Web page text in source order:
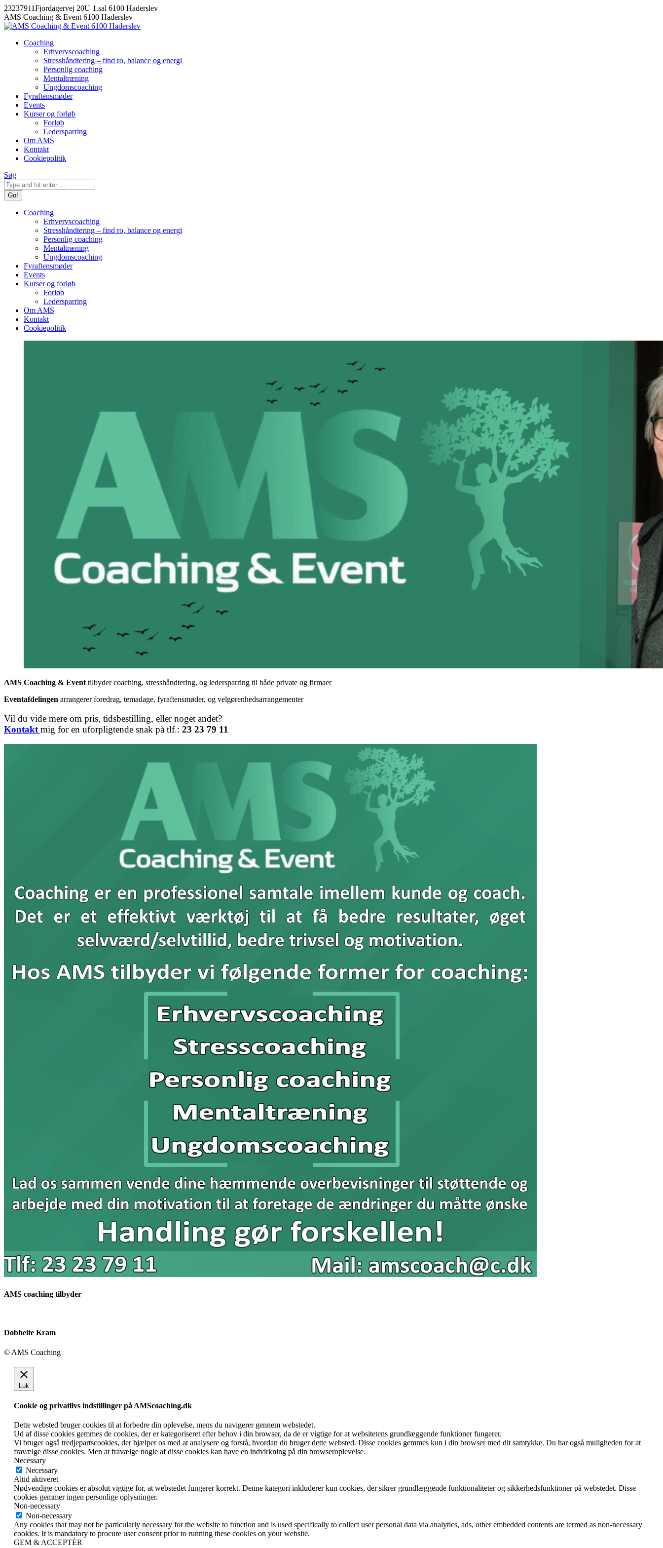
Skip
to
content
23237911Fjordagervej 20U 1.sal 6100 Haderslev
Facebook
AMS Coaching & Event 6100 Haderslev
Coaching
Erhvervscoaching
Stresshåndtering – find ro, balance og energi
Personlig coaching
Mentaltræning
Ungdomscoaching
Fyraftensmøder
Events
Kurser og forløb
Forløb
Ledersparring
Om AMS
Kontakt
Cookiepolitik
Search:
Søg
Coaching
Erhvervscoaching
Stresshåndtering – find ro, balance og energi
Personlig coaching
Mentaltræning
Ungdomscoaching
Fyraftensmøder
Events
Kurser og forløb
Forløb
Ledersparring
Om AMS
Kontakt
Cookiepolitik
AMS Coaching & Event tilbyder coaching, stresshåndtering, og ledersparring til både private og firmaer
Eventafdelingen arrangerer foredrag, temadage, fyraftensmøder, og velgørenhedsarrangementer
Vil du vide mere om pris, tidsbestilling, eller noget andet?
Kontakt mig for en uforpligtende snak på tlf.: 23 23 79 11
AMS coaching tilbyder
Dobbelte Kram
© AMS Coaching
Luk
Cookie og privatlivs indstillinger på AMScoaching.dk
Dette websted bruger cookies til at forbedre din oplevelse, mens du navigerer gennem webstedet.
Ud af disse cookies gemmes de cookies, der er kategoriseret efter behov i din browser, da de er vigtige for at websitetens grundlæggende funktioner fungerer.
Vi bruger også tredjepartscookies, der hjælper os med at analysere og forstå, hvordan du bruger dette websted. Disse cookies gemmes kun i din browser med dit samtykke. Du har også muligheden for at
fravælge disse cookies. Men at fravælge nogle af disse cookies kan have en indvirkning på din browseroplevelse.
Necessary
Necessary
Altid aktiveret
Nødvendige cookies er absolut vigtige for, at webstedet fungerer korrekt. Denne kategori inkluderer kun cookies, der sikrer grundlæggende funktionaliteter og sikkerhedsfunktioner på webstedet. Disse
cookies gemmer ingen personlige oplysninger.
Non-necessary
Non-necessary
Any cookies that may not be particularly necessary for the website to function and is used specifically to collect user personal data via analytics, ads, other embedded contents are termed as non-necessary
cookies. It is mandatory to procure user consent prior to running these cookies on your website.
GEM & ACCEPTÈR